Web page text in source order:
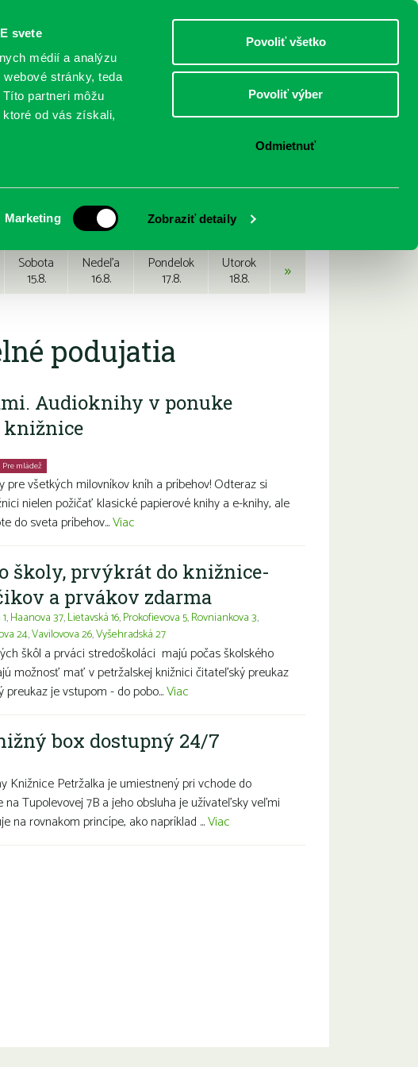
svete
médií a analýzu
stránky, teda
partneri môžu
od vás získali,
Marketing Zobraziť detaily
Povoliť všetko
Povoliť výber
Odmietnuť
DOSPELÍ
O KNIŽNICI
Sobota
15.8.
Nedeľa
16.8.
Pondelok
17.8.
Utorok
18.8. »
podujatia
Audioknihy v ponuke
knižnice
Pre mládež
pre všetkých milovníkov kníh a príbehov! Odteraz si
nielen požičať klasické papierové knihy a e-knihy, ale
do sveta príbehov...Viac
školy, prvýkrát do knižnice-
a prvákov zdarma
,Haanova 37,Lietavská 16,Prokofievova 5,Rovniankova 3,
24,Vavilovova 26,Vyšehradská 27
škôl a prváci stredoškoláci majú počas školského
možnosť mať v petržalskej knižnici čitateľský preukaz
preukaz je vstupom - do pobo...Viac
box dostupný 24/7
Knižnice Petržalka je umiestnený pri vchode do
na Tupolevovej 7B a jeho obsluha je užívateľsky veľmi
na rovnakom princípe, ako napríklad ...Viac